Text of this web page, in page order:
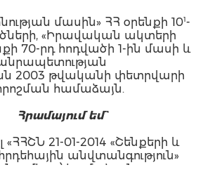
մասին» ՀՀ օրենքի 101-
«Իրավական ակտերի
70-րդ հոդվածի 1-ին մասի և
2003 թվականի փետրվարի
համաձայն.
Հրամայում եմ`
21-01-2014 «Շենքերի և
հրդեհային անվտանգություն»
համաձայն